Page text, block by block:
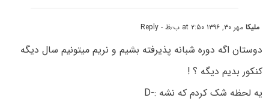
ملیکامهر ۳۰, ۱۳۹۶ at ۲:۵۰ ب٫ظ - Reply
دوستان اگه دوره شبانه پذیرفته بشیم و نریم میتونیم سال دیگه
کنکور بدیم دیگه ؟ !
یه لحظه شک کردم که نشه :-D